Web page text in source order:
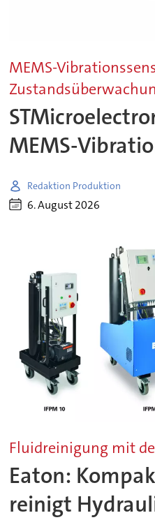
MEMS-
MEMS-
Redaktion Produktion
6. August 2026
Fluidreinigung mit
Eaton:
reinigt